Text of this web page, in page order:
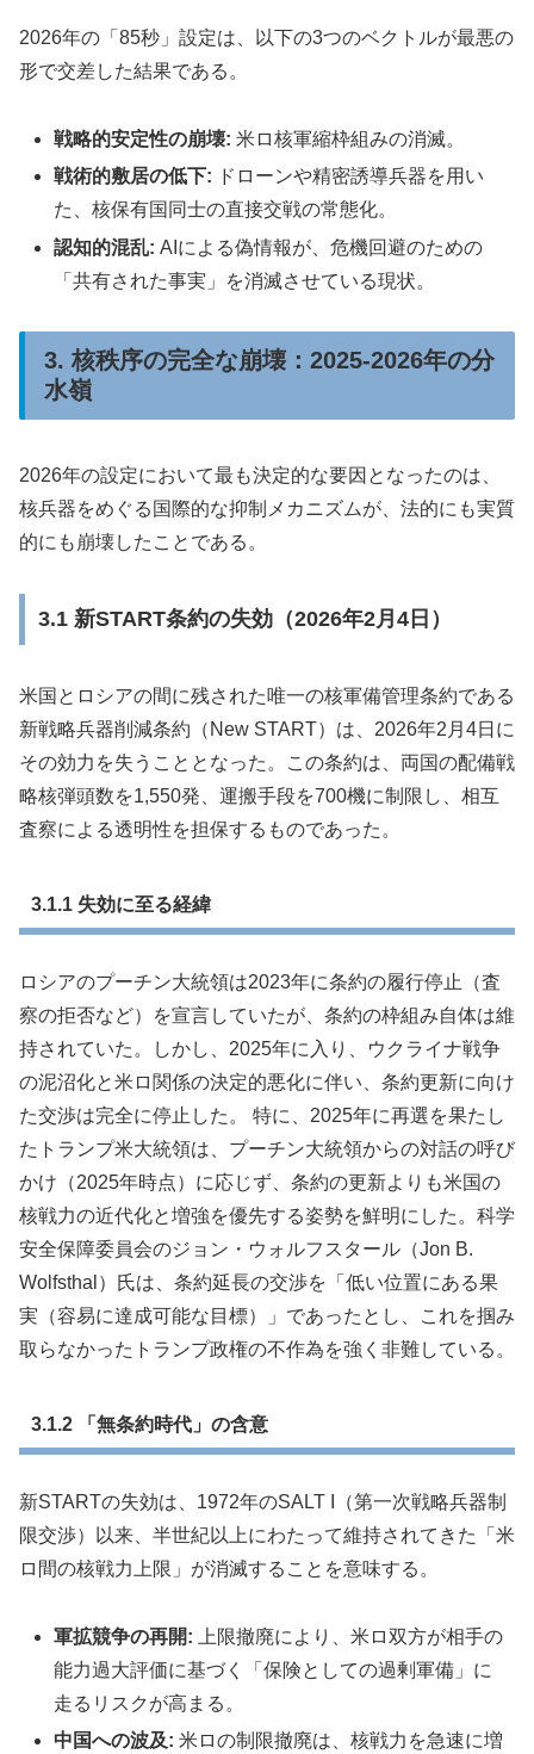
2026年の「85秒」設定は、以下の3つのベクトルが最悪の
形で交差した結果である。
戦略的安定性の崩壊: 米ロ核軍縮枠組みの消滅。
戦術的敷居の低下: ドローンや精密誘導兵器を用い
た、核保有国同士の直接交戦の常態化。
認知的混乱: AIによる偽情報が、危機回避のための
「共有された事実」を消滅させている現状。
3. 核秩序の完全な崩壊：2025-2026年の分
水嶺
2026年の設定において最も決定的な要因となったのは、
核兵器をめぐる国際的な抑制メカニズムが、法的にも実質
的にも崩壊したことである。
3.1 新START条約の失効（2026年2月4日）
米国とロシアの間に残された唯一の核軍備管理条約である
新戦略兵器削減条約（New START）は、2026年2月4日に
その効力を失うこととなった。この条約は、両国の配備戦
略核弾頭数を1,550発、運搬手段を700機に制限し、相互
査察による透明性を担保するものであった。
3.1.1 失効に至る経緯
ロシアのプーチン大統領は2023年に条約の履行停止（査
察の拒否など）を宣言していたが、条約の枠組み自体は維
持されていた。しかし、2025年に入り、ウクライナ戦争
の泥沼化と米ロ関係の決定的悪化に伴い、条約更新に向け
た交渉は完全に停止した。 特に、2025年に再選を果たし
たトランプ米大統領は、プーチン大統領からの対話の呼び
かけ（2025年時点）に応じず、条約の更新よりも米国の
核戦力の近代化と増強を優先する姿勢を鮮明にした。科学
安全保障委員会のジョン・ウォルフスタール（Jon B.
Wolfsthal）氏は、条約延長の交渉を「低い位置にある果
実（容易に達成可能な目標）」であったとし、これを掴み
取らなかったトランプ政権の不作為を強く非難している。
3.1.2 「無条約時代」の含意
新STARTの失効は、1972年のSALT I（第一次戦略兵器制
限交渉）以来、半世紀以上にわたって維持されてきた「米
ロ間の核戦力上限」が消滅することを意味する。
軍拡競争の再開: 上限撤廃により、米ロ双方が相手の
能力過大評価に基づく「保険としての過剰軍備」に
走るリスクが高まる。
中国への波及: 米ロの制限撤廃は、核戦力を急速に増